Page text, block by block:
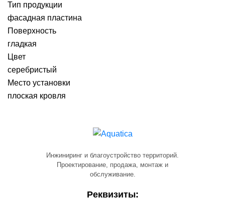
Тип продукции
фасадная пластина
Поверхность
гладкая
Цвет
серебристый
Место установки
плоская кровля
Инжиниринг и благоустройство территорий.
Проектирование, продажа, монтаж и
обслуживание.
Реквизиты: